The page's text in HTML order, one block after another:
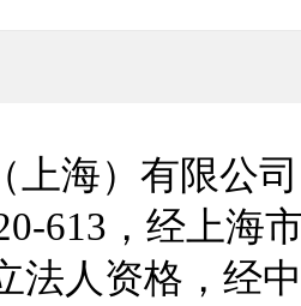
上海）有限公
613，经上海
法人资格，经